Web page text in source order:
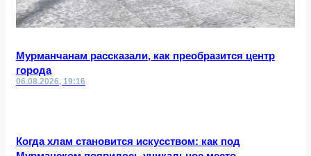
Мурманчанам рассказали, как преобразится центр
города
06.08.2026, 19:16
Когда хлам становится искусством: как под